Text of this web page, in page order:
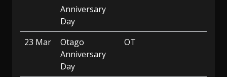
Anniversary
Day
23 Mar
Otago
Anniversary
Day
OT